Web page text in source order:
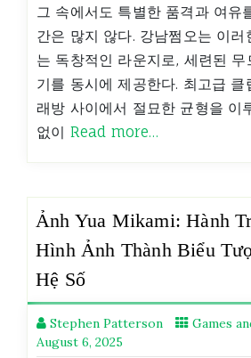
그 속에서도 특별한 품격과 여유
간은 많지 않다. 강남쩜오는 이
는 독창적인 라운지로, 세련된 무
기를 동시에 제공한다. 최고급 클
래방 사이에서 절묘한 균형을 이
없이 Read more…
Ảnh Yua Mikami: Hành
Hình Ảnh Thành Biểu
Hệ Số
Stephen Patterson
Games
August 6, 2025